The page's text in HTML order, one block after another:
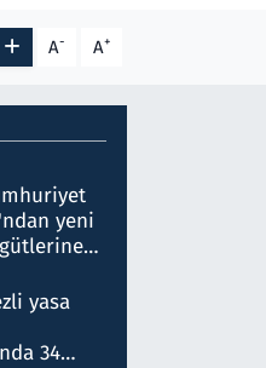
A- A+
yeni
kararı
yasa
34